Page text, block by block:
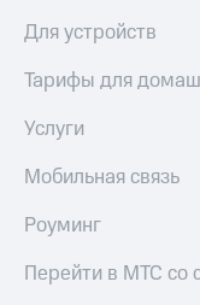
Для устройств
Тарифы для
Услуги
Мобильная связь
Роуминг
Перейти в МТС со